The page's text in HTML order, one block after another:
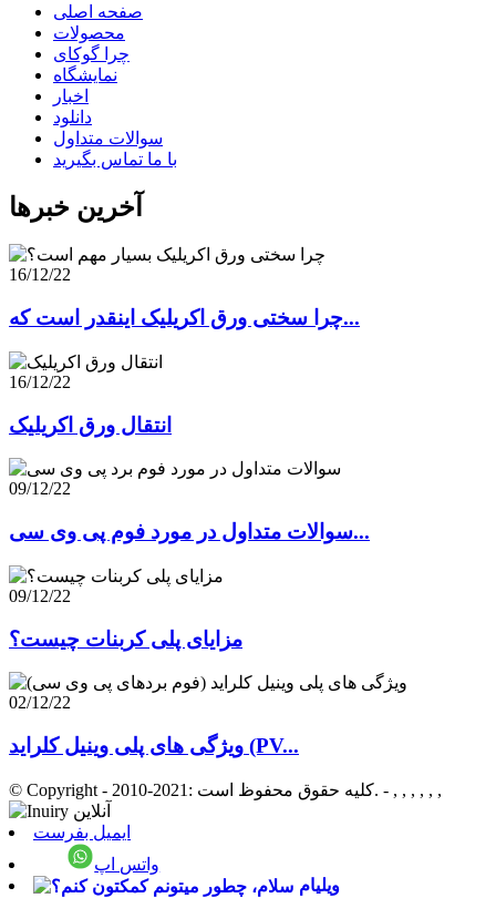
صفحه اصلی
محصولات
چرا گوکای
نمایشگاه
اخبار
دانلود
سوالات متداول
با ما تماس بگیرید
آخرین خبرها
16/12/22
چرا سختی ورق اکریلیک اینقدر است که...
16/12/22
انتقال ورق اکریلیک
09/12/22
سوالات متداول در مورد فوم پی وی سی...
09/12/22
مزایای پلی کربنات چیست؟
02/12/22
ویژگی های پلی وینیل کلراید (PV...
© Copyright - 2010-2021: کلیه حقوق محفوظ است. - , , , , , ,
ایمیل بفرست
واتس اپ
ویلیام